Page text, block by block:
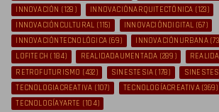
INNOVACIÓN (128) INNOVACIÓNARQUITECTÓNICA (123)
INNOVACIÓNCULTURAL (115) INNOVACIÓNDIGITAL (67)
INNOVACIÓNTECNOLÓGICA (69) INNOVACIÓNURBANA
LOFITECH (184) REALIDADAUMENTADA (289)
RETROFUTURISMO (432) SINESTESIA (178)
TECNOLOGIACREATIVA (107) TECNOLOGÍACREATIVA(369)
TECNOLOGÍAYARTE (104)